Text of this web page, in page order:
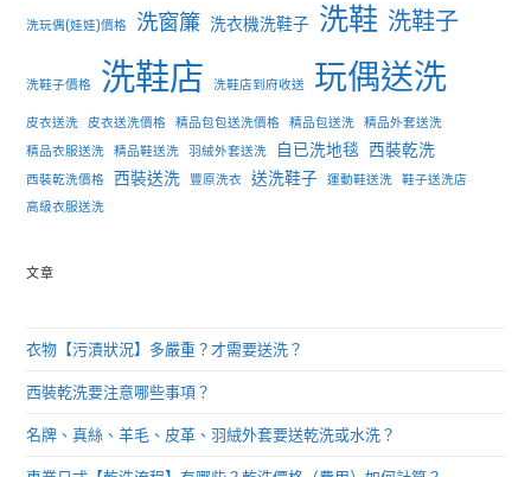
洗玩偶(娃娃)價格 洗窗簾 洗衣機洗鞋子 洗鞋 洗鞋子
洗鞋子價格 洗鞋店 洗鞋店到府收送 玩偶送洗
皮衣送洗 皮衣送洗價格 精品包包送洗價格 精品包送洗
精品外套送洗
精品衣服送洗
精品鞋送洗 羽絨外套送洗 自已洗地毯 西裝乾洗
西裝乾洗價格 西裝送洗 豐原洗衣 送洗鞋子 運動鞋送洗
鞋子送洗店
高級衣服送洗
文章
衣物【污漬狀況】多嚴重？才需要送洗？
西裝乾洗要注意哪些事項？
名牌、真絲、羊毛、皮革、羽絨外套要送乾洗或水洗？